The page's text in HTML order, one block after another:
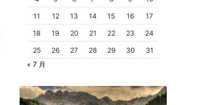
11 12 13 14 15 16 17
18 19 20 21 22 23 24
25 26 27 28 29 30
31
« 7 月